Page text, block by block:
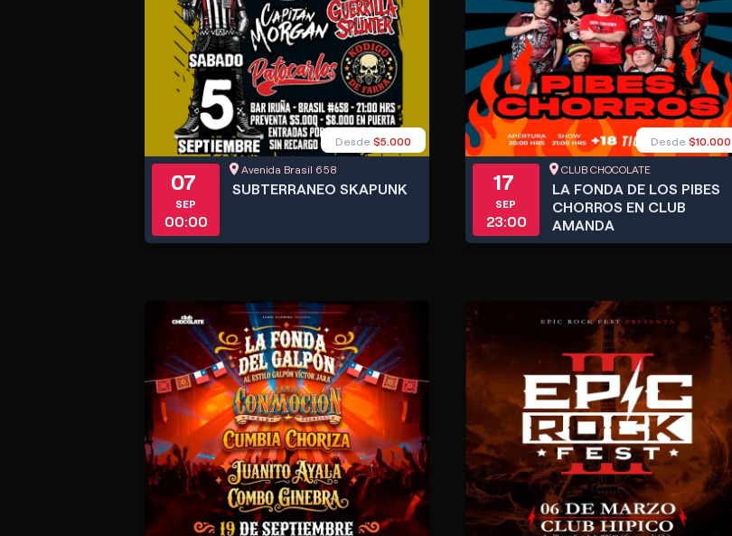
Desde $5.000
07
SEP
00:00
Avenida Brasil 658
SUBTERRANEO SKAPUNK
Desde$10.000
17
SEP
23:00
CLUB CHOCOLATE
LA FONDA DE LOS PIBES
CHORROS EN CLUB
AMANDA